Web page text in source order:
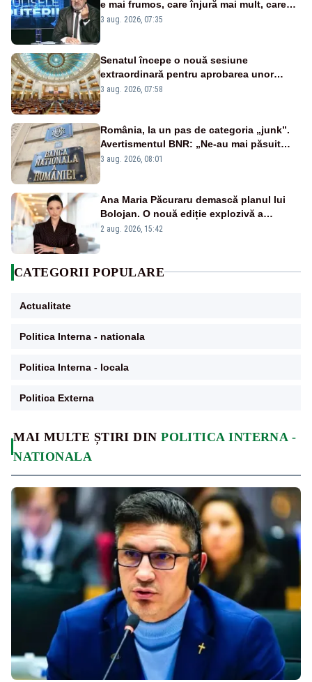
MAI MULTE ȘTIRI DINPOLITICA INTERNA -
NATIONALA
e mai frumos, care înjură mai mult, care
țipă mai tare, ci pe proiecte”
3 aug. 2026, 07:35
Senatul începe o nouă sesiune
extraordinară pentru aprobarea unor
jaloane din PNRR
3 aug. 2026, 07:58
România, la un pas de categoria „junk”.
Avertismentul BNR: „Ne-au mai păsuit
pentru câteva luni”
3 aug. 2026, 08:01
Ana Maria Păcuraru demască planul lui
Bolojan. O nouă ediție explozivă a
emisiunii „Miza Zilei” la Realitatea PLUS
2 aug. 2026, 15:42
CATEGORII POPULARE
Actualitate
Politica Interna - nationala
Politica Interna - locala
Politica Externa